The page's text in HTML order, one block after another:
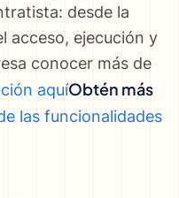
desde la
acceso, ejecución y
conocer más de
aquíObtén más
las funcionalidades